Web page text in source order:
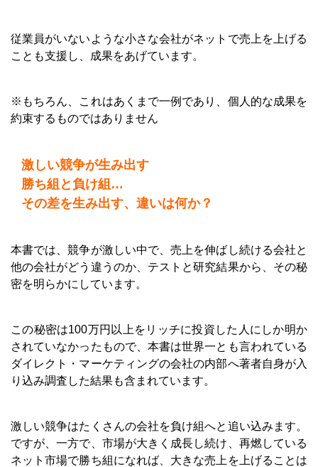
従業員がいないような小さな会社がネットで売上を上げる
ことも支援し、成果をあげています。
※もちろん、これはあくまで一例であり、個人的な成果を
約束するものではありません
激しい競争が生み出す
勝ち組と負け組…
その差を生み出す、違いは何か？
本書では、競争が激しい中で、売上を伸ばし続ける会社と
他の会社がどう違うのか、テストと研究結果から、その秘
密を明らかにしています。
この秘密は100万円以上をリッチに投資した人にしか明か
されていなかったもので、本書は世界一とも言われている
ダイレクト・マーケティングの会社の内部へ著者自身が入
り込み調査した結果も含まれています。
激しい競争はたくさんの会社を負け組へと追い込みます。
ですが、一方で、市場が大きく成長し続け、再燃している
ネット市場で勝ち組になれば、大きな売上を上げることは